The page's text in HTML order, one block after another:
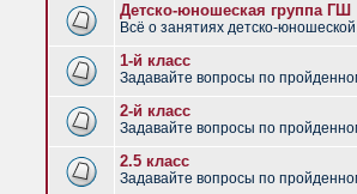
Детско-юношеская группа ГШ
Всё о занятиях детско-
1-й класс
Задавайте вопросы по
2-й класс
Задавайте вопросы по
2.5 класс
Задавайте вопросы по